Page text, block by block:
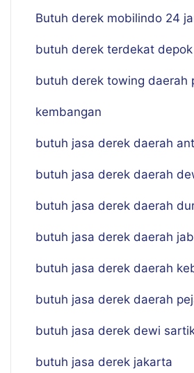
Butuh derek mobilindo 24
butuh derek terdekat
butuh derek towing daerah
kembangan
butuh jasa derek daerah
butuh jasa derek daerah
butuh jasa derek daerah
butuh jasa derek daerah
butuh jasa derek daerah
butuh jasa derek daerah
butuh jasa derek dewi
butuh jasa derek jakarta